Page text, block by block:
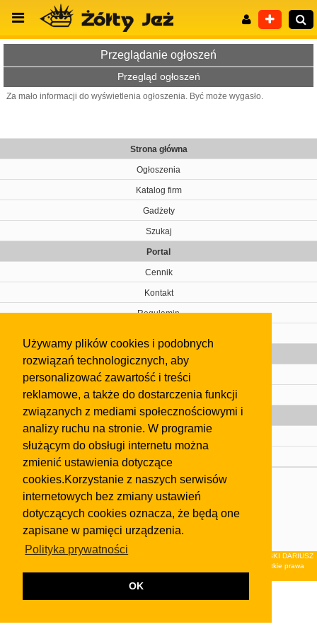
Używamy plików cookies i podobnych
rozwiązań technologicznych, aby
personalizować zawartość i treści
reklamowe, a także do dostarczenia funkcji
związanych z mediami społecznościowymi i
analizy ruchu na stronie. W programie
służącym do obsługi internetu można
zmienić ustawienia dotyczące
cookies.Korzystanie z naszych serwisów
internetowych bez zmiany ustawień
dotyczących cookies oznacza, że będą one
zapisane w pamięci urządzenia.
Polityka prywatności
OK
Przeglądanie ogłoszeń
Przegląd ogłoszeń
Za mało informacji do wyświetlenia ogłoszenia. Być może wygasło.
Strona główna
Ogłoszenia
Katalog firm
Gadżety
Szukaj
Portal
Cennik
Kontakt
Regulamin
Gazeta
Olkusz
Kontakt
Strefa dla biznesu
Biura nieruchomości
Dealerzy i autokomisy
Skontaktuj się z nami
regulaminuiPolityki Prywatności.
Klauzula FB
© 2026Wydawnictwo NEON sp. z o.o. (dawniej: FIRMA NEON MAREK KLUCZEWSKI DARIUSZ
KRAWCZYK s.c.) z siedzibą w Olkuszu, ul.Żuradzka 15, 32-300 Olkusz . Wszystkie prawa